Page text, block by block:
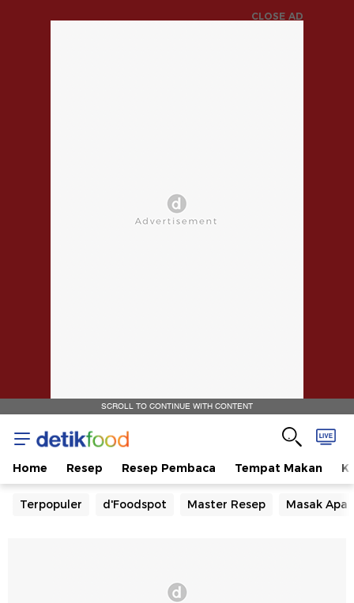
CLOSE AD
SCROLL TO CONTINUE WITH CONTENT
Home Resep Resep Pembaca Tempat Makan
Terpopuler d'Foodspot Master Resep Masak Apa